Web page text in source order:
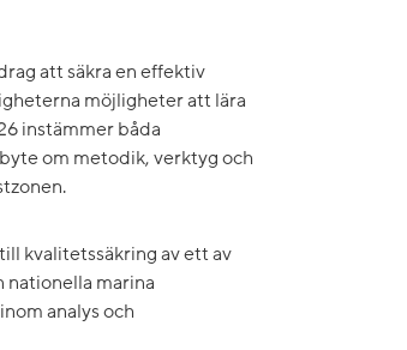
att säkra en effektiv
möjligheter att lära
instämmer båda
om metodik, verktyg och
kvalitetssäkring av ett av
nationella marina
analys och